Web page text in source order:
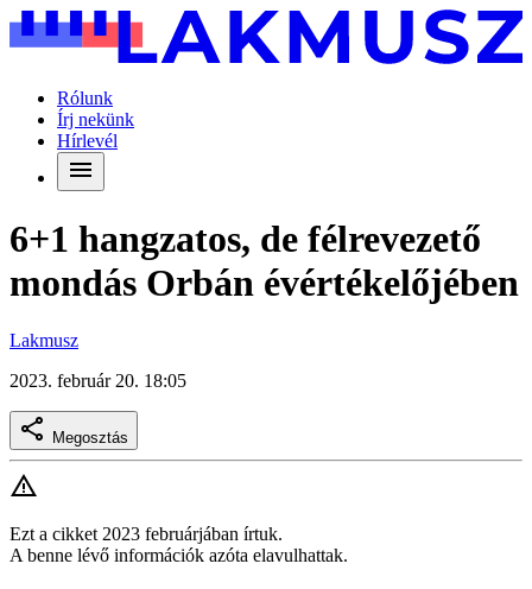
Rólunk
Írj nekünk
Hírlevél
6+1 hangzatos, de félrevezető
mondás Orbán évértékelőjében
Lakmusz
2023. február 20. 18:05
Megosztás
Ezt a cikket 2023 februárjában írtuk.
A benne lévő információk azóta elavulhattak.